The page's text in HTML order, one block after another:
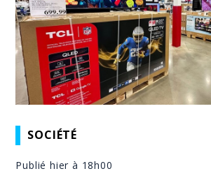
SOCIÉTÉ
Publié hier à 18h00